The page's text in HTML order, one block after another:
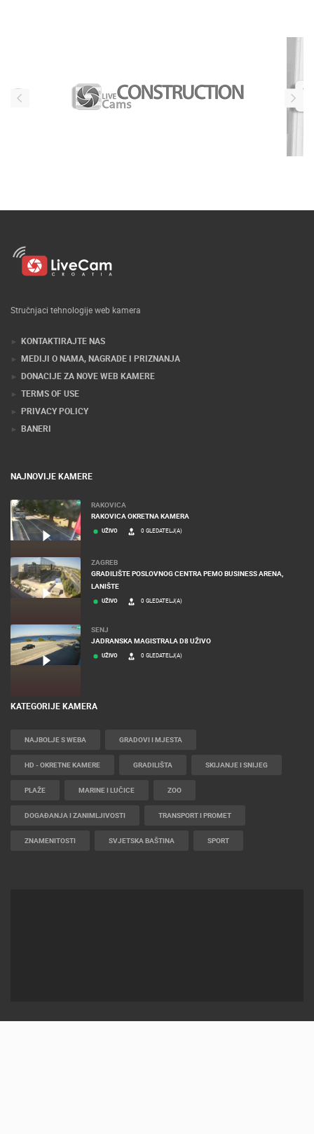
Stručnjaci tehnologije web kamera
KONTAKTIRAJTE NAS
MEDIJI O NAMA, NAGRADE I PRIZNANJA
DONACIJE ZA NOVE WEB KAMERE
TERMS OF USE
PRIVACY POLICY
BANERI
NAJNOVIJE KAMERE
RAKOVICA
RAKOVICA OKRETNA KAMERA
UŽIVO 0 GLEDATELJ(A)
ZAGREB
GRADILIŠTE POSLOVNOG CENTRA PEMO BUSINESS ARENA,
LANIŠTE
UŽIVO 0 GLEDATELJ(A)
SENJ
JADRANSKA MAGISTRALA D8 UŽIVO
UŽIVO 0 GLEDATELJ(A)
KATEGORIJE KAMERA
NAJBOLJE S WEBA GRADOVI I MJESTA
HD - OKRETNE KAMERE GRADILIŠTA SKIJANJE I SNIJEG
PLAŽE MARINE I LUČICE ZOO
DOGAĐANJA I ZANIMLJIVOSTI TRANSPORT I PROMET
ZNAMENITOSTI SVJETSKA BAŠTINA SPORT